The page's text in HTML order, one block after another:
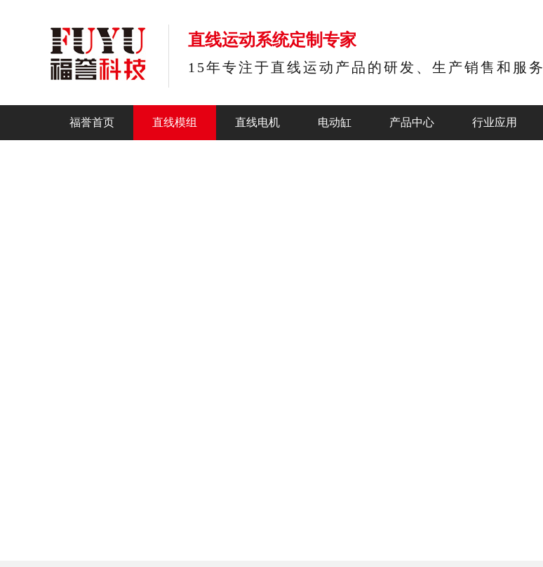
直线运动系统定制专家
15年专注于直线运动产品的研发、生产销售和服务
福誉首页 直线模组 直线电机 电动缸 产品中心 行业应用